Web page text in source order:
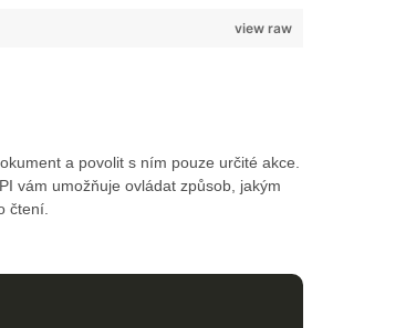
view raw
a povolit s ním pouze určité akce.
vám umožňuje ovládat způsob, jakým
čtení.